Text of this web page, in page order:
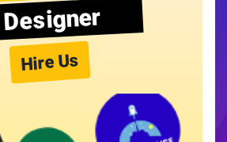
Designer
Hire Us